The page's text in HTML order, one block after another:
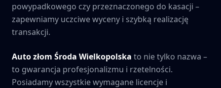
powypadkowego czy przeznaczonego do kasacji –
zapewniamy uczciwe wyceny i szybką realizację
transakcji.
Auto złom Środa Wielkopolska to nie tylko nazwa –
to gwarancja profesjonalizmu i rzetelności.
Posiadamy wszystkie wymagane licencje i